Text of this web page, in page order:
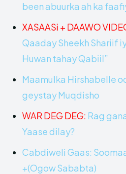
been abuurka ah ka
XASAASi + DAAWO
Qaaday Sheekh Shariif
Huwan tahay Qabiil”
Maamulka Hirshabelle
geystay Muqdisho
WAR DEG DEG: Rag
Yaase dilay?
Cabdiweli Gaas:
+(Ogow Sababta)